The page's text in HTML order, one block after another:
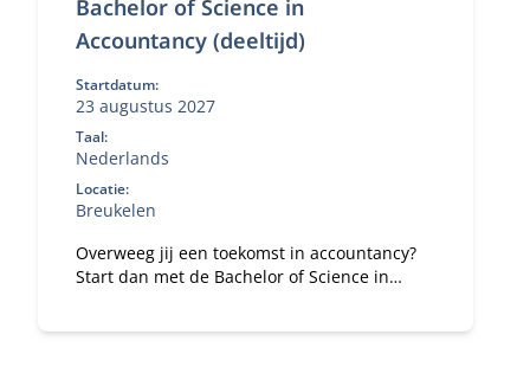
Bachelor of Science in
Accountancy (deeltijd)
Startdatum:
23 augustus 2027
Taal:
Nederlands
Locatie:
Breukelen
Overweeg jij een toekomst in accountancy?
Start dan met de Bachelor of Science in